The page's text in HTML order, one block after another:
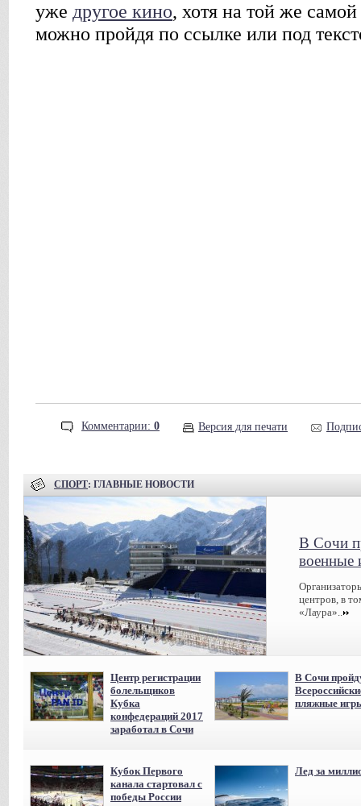
уже другое кино, хотя на той же
можно пройдя по ссылке или под
Комментарии: 0 Версия для печати
СПОРТ: ГЛАВНЫЕ НОВОСТИ
В Сочи
военные
центров, в
«Лаура»..
Центр регистрации
болельщиков
Кубка
конфедераций 2017
заработал в Сочи
В Сочи
пляжные
Кубок Первого
канала стартовал с
победы России
Лед за